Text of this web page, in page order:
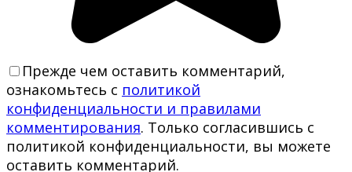
Прежде чем оставить комментарий,
ознакомьтесь с политикой
конфиденциальности и правилами
комментирования. Только согласившись с
политикой конфиденциальности, вы можете
оставить комментарий.